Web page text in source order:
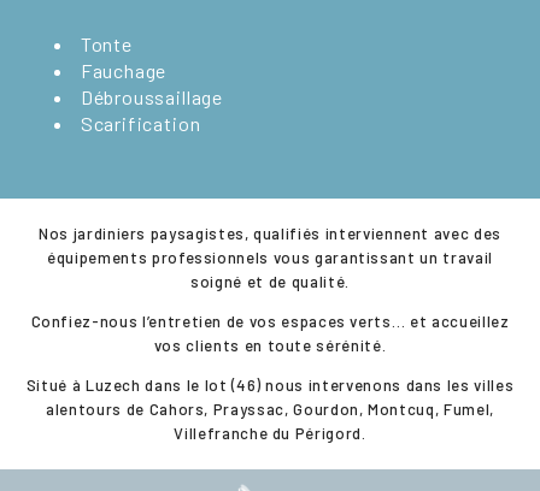
Tonte
Fauchage
Débroussaillage
Scarification
​Nos jardiniers paysagistes, qualifiés interviennent avec des
équipements professionnels vous garantissant un travail
soigné et de qualité.
Confiez-nous l’entretien de vos espaces verts… et accueillez
vos clients en toute sérénité.
Situé à Luzech dans le lot (46) nous intervenons dans les villes
alentours de Cahors, Prayssac, Gourdon, Montcuq, Fumel,
Villefranche du Périgord.